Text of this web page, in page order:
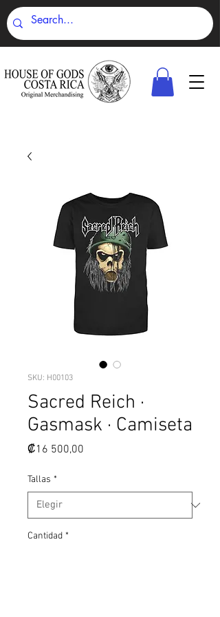
SKU: H00103
Sacred Reich ·
Gasmask · Camiseta
₡16 500,00
Tallas *
Cantidad *